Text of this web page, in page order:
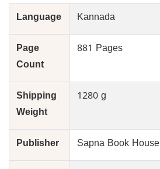
Language Kannada
Page
Count
881 Pages
Shipping
Weight
1280 g
Publisher Sapna Book House